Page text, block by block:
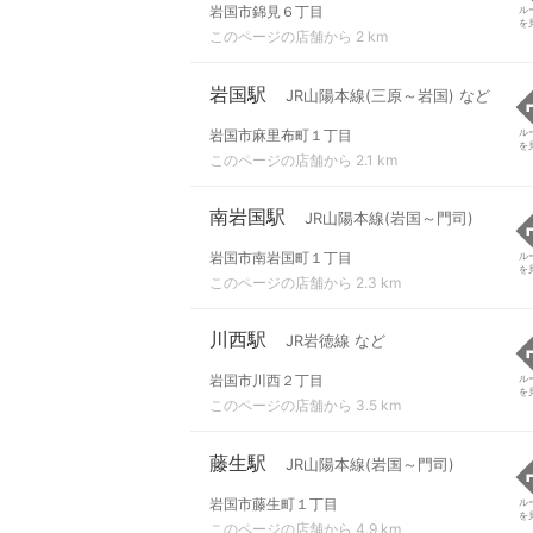
岩国市錦見６丁目
このページの店舗から 2 km
ル
を
岩国駅 JR山陽本線(三原～岩国) など
岩国市麻里布町１丁目
このページの店舗から 2.1 km
ル
を
南岩国駅 JR山陽本線(岩国～門司)
岩国市南岩国町１丁目
このページの店舗から 2.3 km
ル
を
川西駅 JR岩徳線 など
岩国市川西２丁目
このページの店舗から 3.5 km
ル
を
藤生駅 JR山陽本線(岩国～門司)
岩国市藤生町１丁目
このページの店舗から 4.9 km
ル
を